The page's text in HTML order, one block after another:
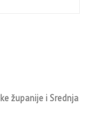
županije i Srednja